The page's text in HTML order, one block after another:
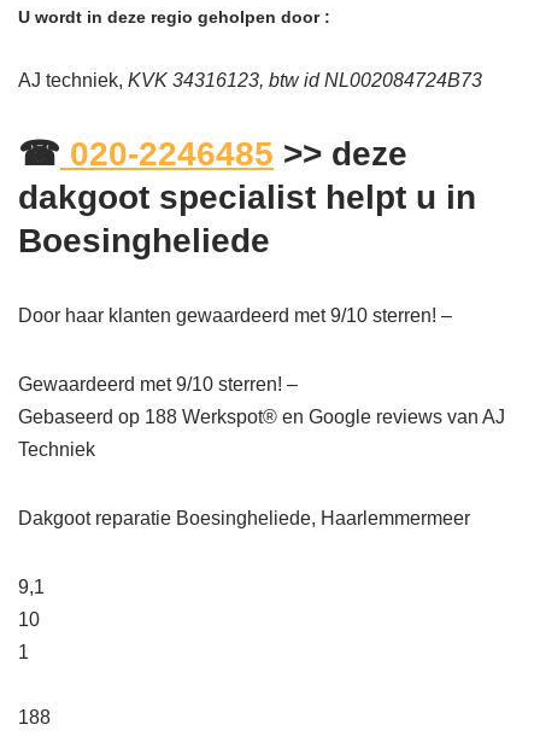
U wordt in deze regio geholpen door :
AJ techniek, KVK 34316123, btw id NL002084724B73
☎ 020-2246485 >> deze
dakgoot specialist helpt u in
Boesingheliede
Door haar klanten gewaardeerd met 9/10 sterren! –
Gewaardeerd met 9/10 sterren! –
Gebaseerd op 188 Werkspot® en Google reviews van AJ
Techniek
Dakgoot reparatie Boesingheliede, Haarlemmermeer
9,1
10
1
188